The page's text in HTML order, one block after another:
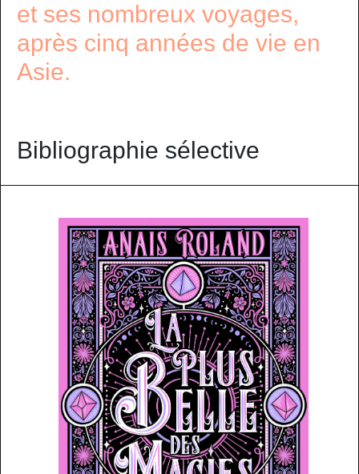
et ses nombreux voyages,
après cinq années de vie en
Asie.
Bibliographie sélective